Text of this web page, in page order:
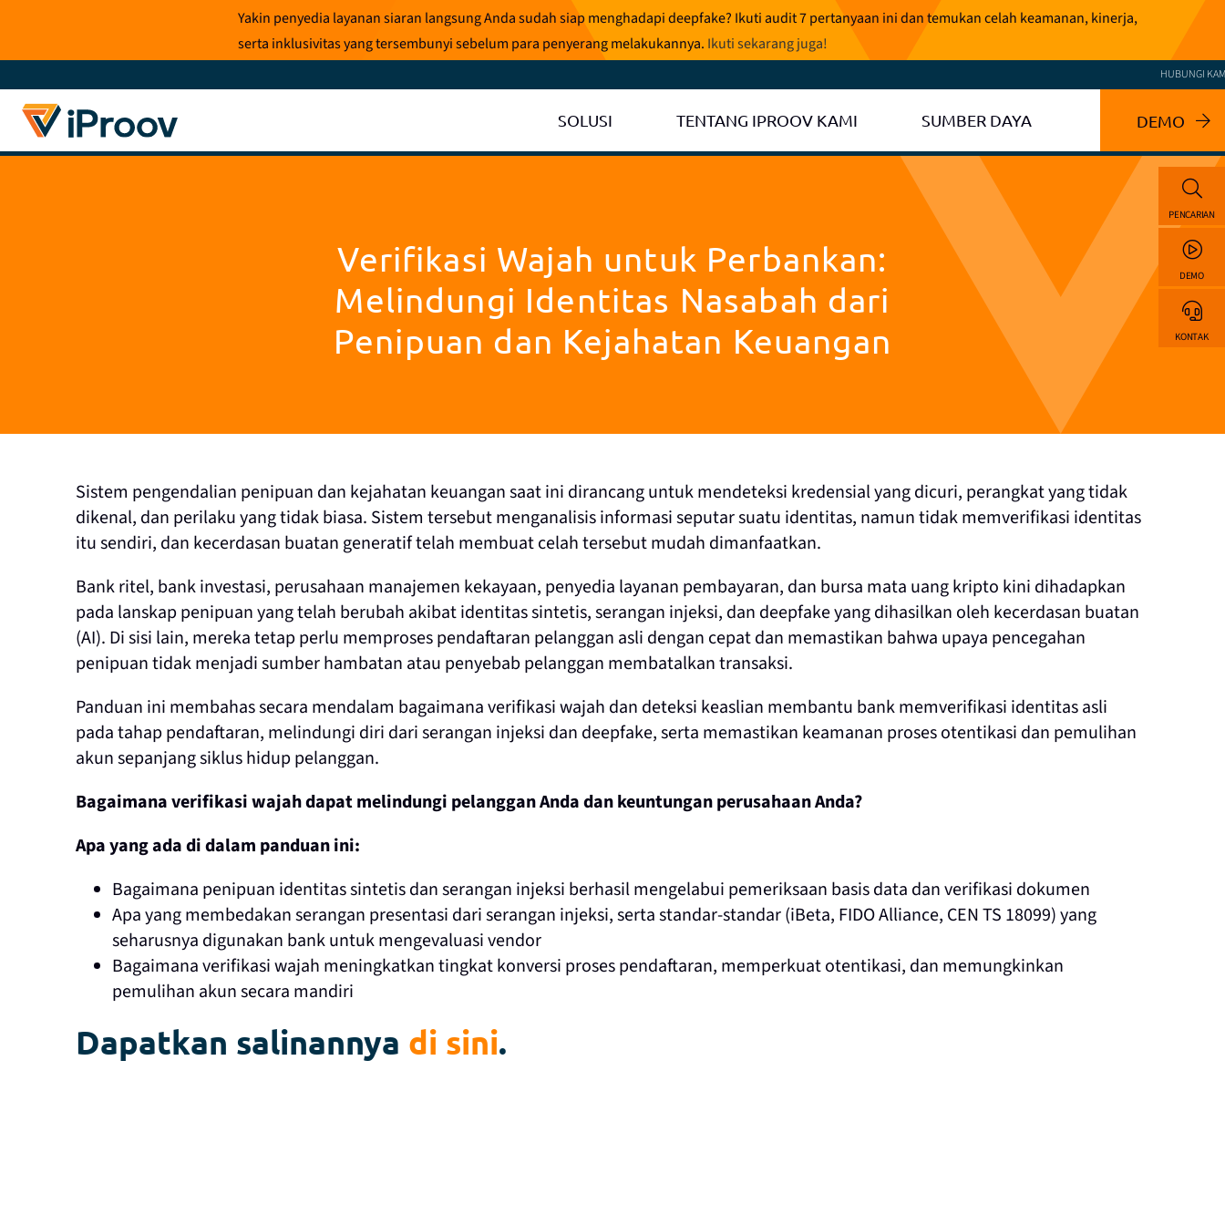
konten
Yakin penyedia layanan siaran langsung Anda sudah siap menghadapi deepfake? Ikuti audit 7 pertanyaan ini dan temukan celah keamanan, kinerja,
serta inklusivitas yang tersembunyi sebelum para penyerang melakukannya. Ikuti sekarang juga!
HUBUNGI
SOLUSI TENTANG IPROOV KAMI SUMBER DAYA DEMO
Verifikasi Wajah untuk Perbankan:
Melindungi Identitas Nasabah dari
Penipuan dan Kejahatan Keuangan
Sistem pengendalian penipuan dan kejahatan keuangan saat ini dirancang untuk mendeteksi kredensial yang dicuri, perangkat yang tidak
dikenal, dan perilaku yang tidak biasa. Sistem tersebut menganalisis informasi seputar suatu identitas, namun tidak memverifikasi identitas
itu sendiri, dan kecerdasan buatan generatif telah membuat celah tersebut mudah dimanfaatkan.
Bank ritel, bank investasi, perusahaan manajemen kekayaan, penyedia layanan pembayaran, dan bursa mata uang kripto kini dihadapkan
pada lanskap penipuan yang telah berubah akibat identitas sintetis, serangan injeksi, dan deepfake yang dihasilkan oleh kecerdasan buatan
(AI). Di sisi lain, mereka tetap perlu memproses pendaftaran pelanggan asli dengan cepat dan memastikan bahwa upaya pencegahan
penipuan tidak menjadi sumber hambatan atau penyebab pelanggan membatalkan transaksi.
Panduan ini membahas secara mendalam bagaimana verifikasi wajah dan deteksi keaslian membantu bank memverifikasi identitas asli
pada tahap pendaftaran, melindungi diri dari serangan injeksi dan deepfake, serta memastikan keamanan proses otentikasi dan pemulihan
akun sepanjang siklus hidup pelanggan.
Bagaimana verifikasi wajah dapat melindungi pelanggan Anda dan keuntungan perusahaan Anda?
Apa yang ada di dalam panduan ini:
Bagaimana penipuan identitas sintetis dan serangan injeksi berhasil mengelabui pemeriksaan basis data dan verifikasi dokumen
Apa yang membedakan serangan presentasi dari serangan injeksi, serta standar-standar (iBeta, FIDO Alliance, CEN TS 18099) yang
seharusnya digunakan bank untuk mengevaluasi vendor
Bagaimana verifikasi wajah meningkatkan tingkat konversi proses pendaftaran, memperkuat otentikasi, dan memungkinkan
pemulihan akun secara mandiri
Dapatkan salinannya di sini.
PENCARIAN
DEMO
KONTAK